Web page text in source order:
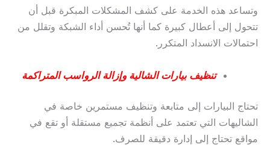
وتساعد هذه الخدمة على كشف المشكلات المبكرة قبل أن
تتحول إلى أعطال كبيرة كما أنها تُحسن أداء الشبكة وتقلل من
احتمالات الانسداد المتكرر.
تنظيف بيارات الشالية وإزالة الرواسب المتراكمة
تحتاج البيارات إلى متابعة وتنظيف مستمرين خاصة في
الشاليهات التي تعتمد على أنظمة تجميع مستقلة أو تقع في
مواقع تحتاج إلى إدارة دقيقة للصرف.